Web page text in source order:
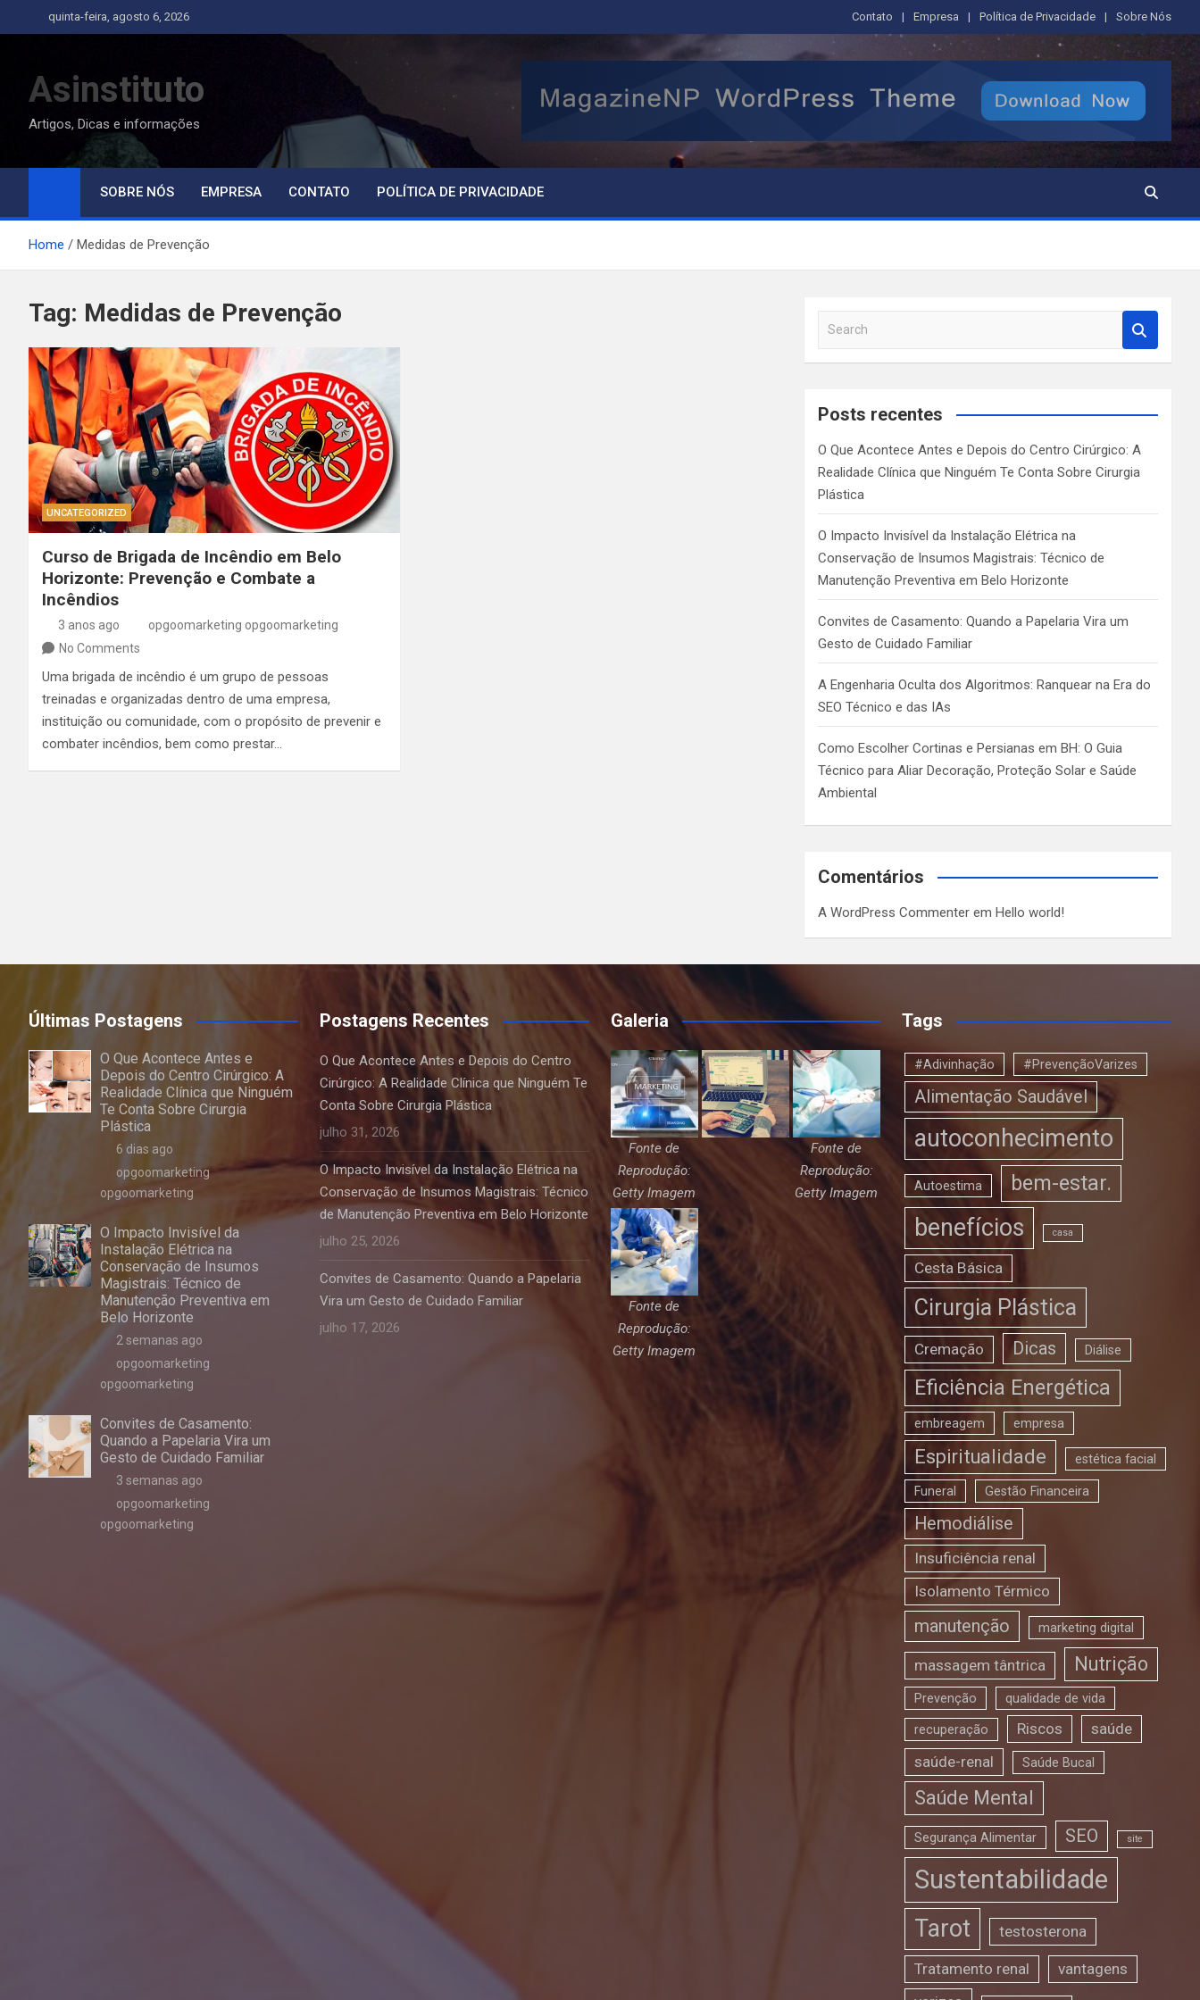
to
quinta-feira, agosto 6, 2026 Contato Empresa Política de Privacidade Sobre Nós
Asinstituto
Artigos, Dicas e informações
SOBRE NÓS EMPRESA CONTATO POLÍTICA DE PRIVACIDADE
Home Medidas de Prevenção
Tag: Medidas de Prevenção
UNCATEGORIZED
Curso de Brigada de Incêndio em Belo
Horizonte: Prevenção e Combate a
Incêndios
3 anos ago
opgoomarketing opgoomarketing
No Comments
Uma brigada de incêndio é um grupo de pessoas
treinadas e organizadas dentro de uma empresa,
instituição ou comunidade, com o propósito de prevenir e
combater incêndios, bem como prestar…
a
c
Posts recentes
O Que Acontece Antes e Depois do Centro Cirúrgico: A
Realidade Clínica que Ninguém Te Conta Sobre Cirurgia
Plástica
O Impacto Invisível da Instalação Elétrica na
Conservação de Insumos Magistrais: Técnico de
Manutenção Preventiva em Belo Horizonte
Convites de Casamento: Quando a Papelaria Vira um
Gesto de Cuidado Familiar
A Engenharia Oculta dos Algoritmos: Ranquear na Era do
SEO Técnico e das IAs
Como Escolher Cortinas e Persianas em BH: O Guia
Técnico para Aliar Decoração, Proteção Solar e Saúde
Ambiental
Comentários
A WordPress Commenter emHello world!
Últimas Postagens
O Que Acontece Antes e
Depois do Centro Cirúrgico: A
Realidade Clínica que Ninguém
Te Conta Sobre Cirurgia
Plástica
6 dias ago
opgoomarketing
opgoomarketing
O Impacto Invisível da
Instalação Elétrica na
Conservação de Insumos
Magistrais: Técnico de
Manutenção Preventiva em
Belo Horizonte
2 semanas ago
opgoomarketing
opgoomarketing
Convites de Casamento:
Quando a Papelaria Vira um
Gesto de Cuidado Familiar
3 semanas ago
opgoomarketing
opgoomarketing
Postagens Recentes
O Que Acontece Antes e Depois do Centro
Cirúrgico: A Realidade Clínica que Ninguém Te
Conta Sobre Cirurgia Plástica
julho 31, 2026
O Impacto Invisível da Instalação Elétrica na
Conservação de Insumos Magistrais: Técnico
de Manutenção Preventiva em Belo Horizonte
julho 25, 2026
Convites de Casamento: Quando a Papelaria
Vira um Gesto de Cuidado Familiar
julho 17, 2026
Galeria
Fonte de
Reprodução:
Getty Imagem
Fonte de
Reprodução:
Getty Imagem
Fonte de
Reprodução:
Getty Imagem
Tags
#Adivinhação #PrevençãoVarizes
Alimentação Saudável
autoconhecimento
Autoestima bem-estar.
benefícios casa
Cesta Básica
Cirurgia Plástica
Cremação Dicas Diálise
Eficiência Energética
embreagem empresa
Espiritualidade estética facial
Funeral Gestão Financeira
Hemodiálise
Insuficiência renal
Isolamento Térmico
manutenção marketing digital
massagem tântrica Nutrição
Prevenção qualidade de vida
recuperação Riscos
saúde
saúde-renal
Saúde Bucal
Saúde Mental
Segurança Alimentar SEO site
Sustentabilidade
Tarot testosterona
Tratamento renal
vantagens